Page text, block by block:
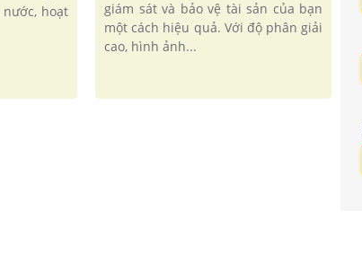
nước, hoạt
giám sát và bảo vệ tài sản của bạn
một cách hiệu quả. Với độ phân giải
cao, hình ảnh...